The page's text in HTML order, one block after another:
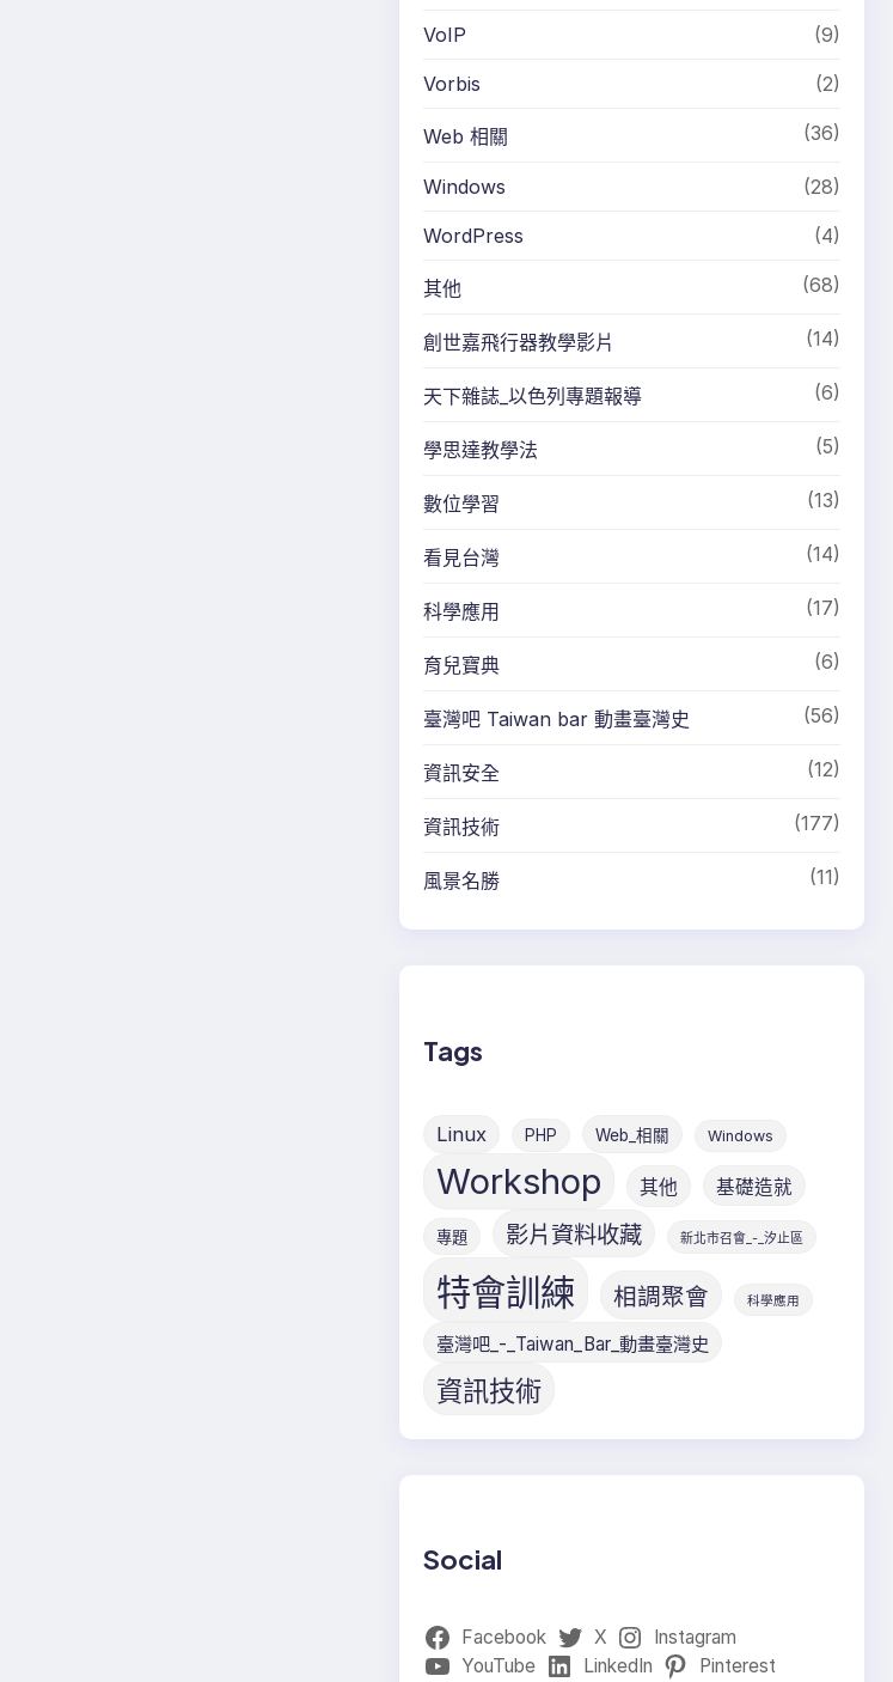
VoIP (9)
Vorbis (2)
Web 相關 (36)
Windows (28)
WordPress (4)
其他 (68)
創世嘉飛行器教學影片 (14)
天下雜誌_以色列專題報導 (6)
學思達教學法 (5)
數位學習 (13)
看見台灣 (14)
科學應用 (17)
育兒寶典 (6)
臺灣吧 Taiwan bar 動畫臺灣史 (56)
資訊安全 (12)
資訊技術 (177)
風景名勝 (11)
Tags
Linux PHP Web_相關 Windows
Workshop 其他 基礎造就
專題 影片資料收藏 新北市召會_-_汐止區
特會訓練 相調聚會 科學應用
臺灣吧_-_Taiwan_Bar_動畫臺灣史
資訊技術
Social
Facebook X
Instagram
YouTube
LinkedIn Pinterest